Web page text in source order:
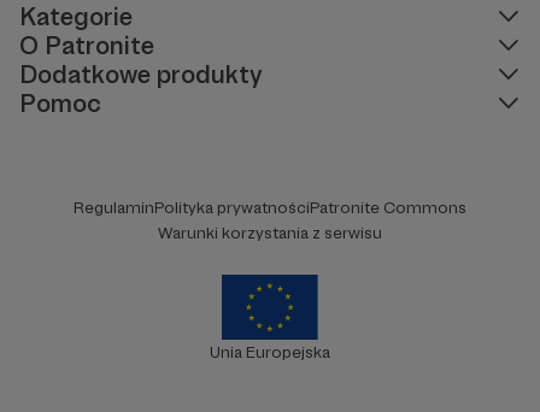
Kategorie
O Patronite
Dodatkowe produkty
Pomoc
RegulaminPolityka prywatnościPatronite Commons
Warunki korzystania z serwisu
Unia Europejska